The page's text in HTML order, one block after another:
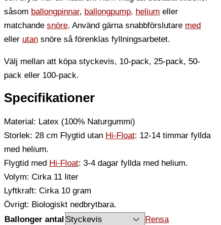
såsom ballongpinnar, ballongpump, helium eller
matchande snöre. Använd gärna snabbförslutare med
eller utan snöre så förenklas fyllningsarbetet.
Välj mellan att köpa styckevis, 10-pack, 25-pack, 50-
pack eller 100-pack.
Specifikationer
Material: Latex (100% Naturgummi)
Storlek: 28 cm Flygtid utan Hi-Float: 12-14 timmar fyllda
med helium.
Flygtid med Hi-Float: 3-4 dagar fyllda med helium.
Volym: Cirka 11 liter
Lyftkraft: Cirka 10 gram
Övrigt: Biologiskt nedbrytbara.
Ballonger antal
Rensa